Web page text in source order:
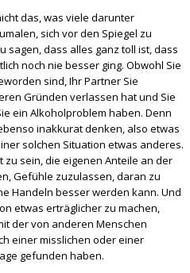
das, was viele darunter
sich vor den Spiegel zu
sagen, dass alles ganz toll ist, dass
noch nie besser ging. Obwohl Sie
sind, Ihr Partner Sie
Gründen verlassen hat und Sie
ein Alkoholproblem haben. Denn
inakkurat denken, also etwas
solchen Situation etwas anderes.
zu sein, die eigenen Anteile an der
Gefühle zuzulassen, daran zu
Handeln besser werden kann. Und
etwas erträglicher zu machen,
der von anderen Menschen
einer misslichen oder einer
gefunden haben.